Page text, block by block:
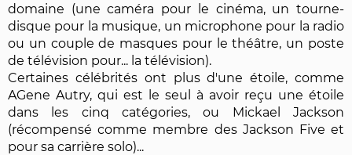
domaine (une caméra pour le cinéma, un tourne-
disque pour la musique, un microphone pour la radio
ou un couple de masques pour le théâtre, un poste
de télévision pour... la télévision).
Certaines célébrités ont plus d'une étoile, comme
AGene Autry, qui est le seul à avoir reçu une étoile
dans les cinq catégories, ou Mickael Jackson
(récompensé comme membre des Jackson Five et
pour sa carrière solo)...